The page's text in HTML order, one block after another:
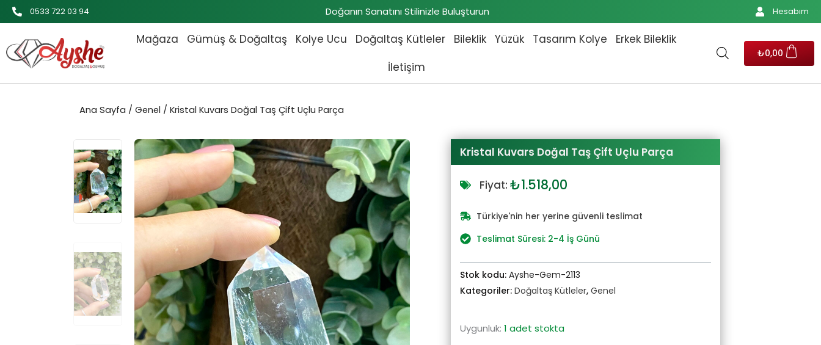
İçeriğe
atla
0533 722 03 94 Doğanın Sanatını Stilinizle Buluşturun Hesabım
Mağaza Gümüş & Doğaltaş Kolye Ucu Doğaltaş Kütleler Bileklik Yüzük Tasarım Kolye
Erkek Bileklik
İletişim
₺0,00
Ana Sayfa / Genel / Kristal Kuvars Doğal Taş Çift Uçlu Parça
Kristal Kuvars Doğal Taş Çift Uçlu Parça
Fiyat: Orijinal
₺1.670,00.
₺1.518,00
fiyat:
₺1.518,00.
Türkiye'nin her yerine güvenli teslimat
Teslimat Süresi: 2-4 İş Günü
Stok kodu: Ayshe-Gem-2113
Kategoriler: Doğaltaş Kütleler, Genel
Uygunluk: 1 adet stokta